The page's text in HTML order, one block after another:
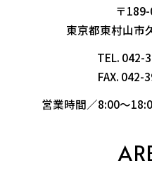
〒
東京都東村山市
TEL. 042-
FAX. 042-
営業時間／8:00～